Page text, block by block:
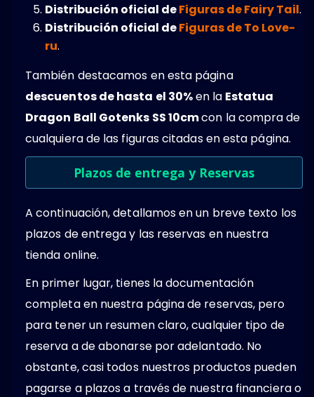
Distribución oficial deFiguras de Fairy Tail.
Distribución oficial deFiguras de To Love-
ru.
También destacamos en esta página
descuentos de hasta el 30%en la Estatua
Dragon Ball Gotenks SS 10cmcon la compra de
cualquiera de las figuras citadas en esta página.
Plazos de entrega y Reservas
A continuación, detallamos en un breve texto los
plazos de entrega y las reservas en nuestra
tienda online.
En primer lugar, tienes la documentación
completa en nuestra página de reservas, pero
para tener un resumen claro, cualquier tipo de
reserva a de abonarse por adelantado. No
obstante, casi todos nuestros productos pueden
pagarse a plazos a través de nuestra financiera o